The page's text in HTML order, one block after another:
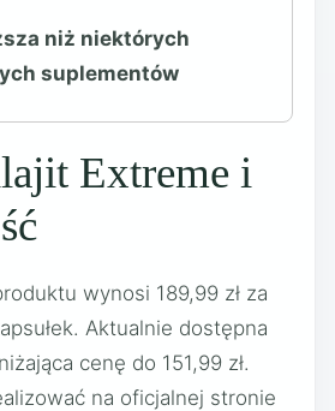
niż niektórych
suplementów
Extreme i
wynosi 189,99 zł za
Aktualnie dostępna
cenę do 151,99 zł.
na oficjalnej stronie